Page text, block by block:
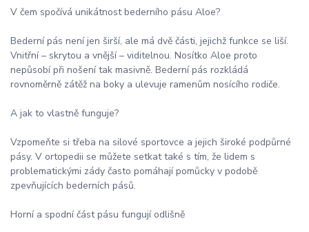
V čem spočívá unikátnost bederního pásu Aloe?
Bederní pás není jen širší, ale má dvě části, jejichž funkce se liší.
Vnitřní – skrytou a vnější – viditelnou. Nosítko Aloe proto
nepůsobí při nošení tak masivně. Bederní pás rozkládá
rovnoměrně zátěž na boky a ulevuje ramenům nosícího rodiče.
A jak to vlastně funguje?
Vzpomeňte si třeba na silové sportovce a jejich široké podpůrné
pásy. V ortopedii se můžete setkat také s tím, že lidem s
problematickými zády často pomáhají pomůcky v podobě
zpevňujících bederních pásů.
Horní a spodní část pásu fungují odlišně